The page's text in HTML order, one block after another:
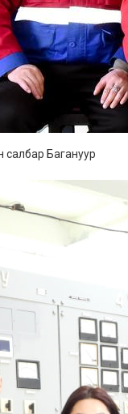
салбар Багануур